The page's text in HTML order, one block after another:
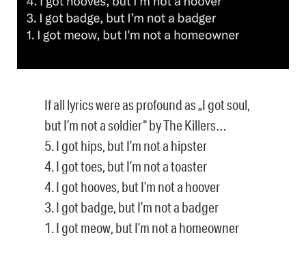
If all lyrics were as profound as „I got soul,
but I’m not a soldier“ by The Killers…
5. I got hips, but I’m not a hipster
4. I got toes, but I’m not a toaster
4. I got hooves, but I’m not a hoover
3. I got badge, but I’m not a badger
1. I got meow, but I’m not a homeowner